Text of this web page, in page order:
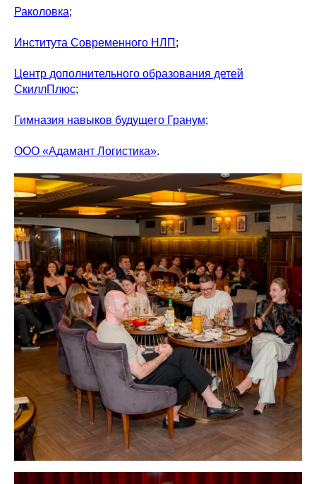
Раколовка;
Института Современного НЛП ;
Центр дополнительного образования детей
СкиллПлюс;
Гимназия навыков будущего Гранум;
ООО «Адамант Логистика».